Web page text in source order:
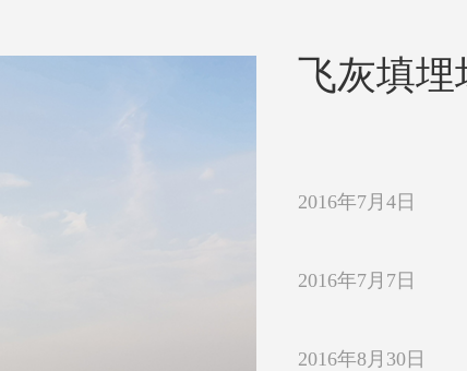
飞灰填埋
2016年7月4日
2016年7月7日
2016年8月30日